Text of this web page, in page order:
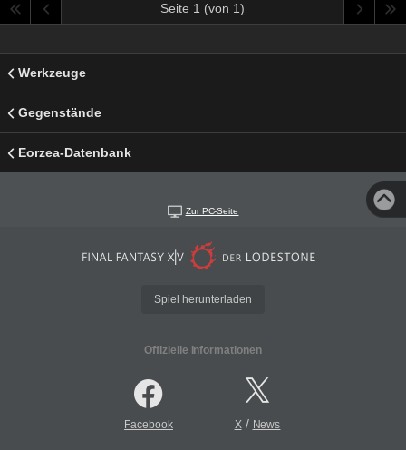
Seite 1 (von 1)
Werkzeuge
Gegenstände
Eorzea-Datenbank
Zur PC-Seite
Spiel herunterladen
Offizielle Informationen
Facebook X/ News